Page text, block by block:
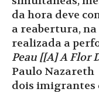
da hora deve
a reabertura, na
realizada a
Peau [[A] A Flor
Paulo Nazareth
dois imigrantes